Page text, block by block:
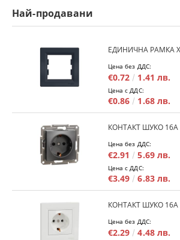
Най-продавани
Цена без ДДС:
€0.72 1.41 лв.
Цена с ДДС:
€0.86 1.68 лв.
Цена без ДДС:
€2.91 5.69 лв.
Цена с ДДС:
€3.49 6.83 лв.
Цена без ДДС:
€2.29 4.48 лв.